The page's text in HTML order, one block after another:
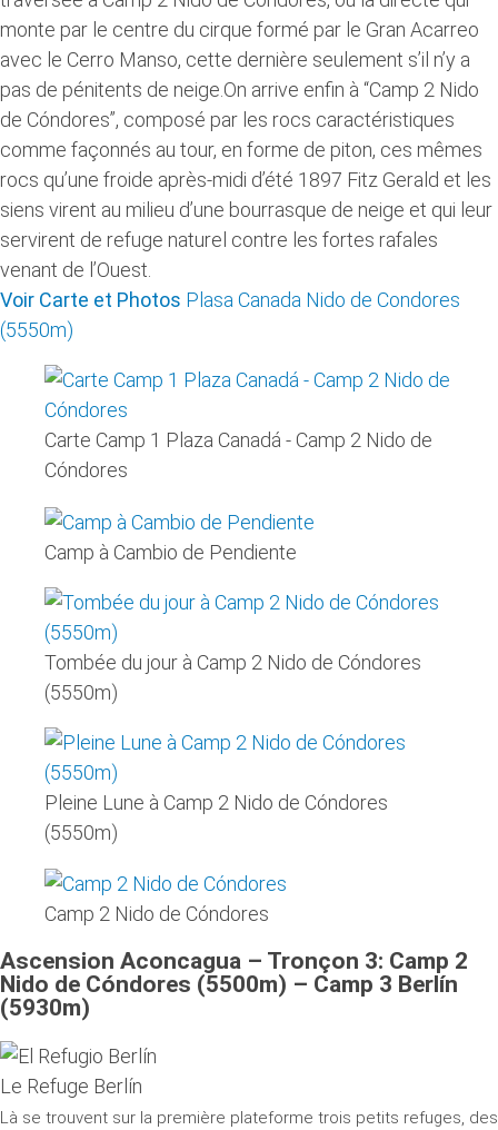
monte par le centre du cirque formé par le Gran Acarreo
avec le Cerro Manso, cette dernière seulement s’il n’y a
pas de pénitents de neige.On arrive enfin à “Camp 2 Nido
de Cóndores”, composé par les rocs caractéristiques
comme façonnés au tour, en forme de piton, ces mêmes
rocs qu’une froide après-midi d’été 1897 Fitz Gerald et les
siens virent au milieu d’une bourrasque de neige et qui leur
servirent de refuge naturel contre les fortes rafales
venant de l’Ouest.
Voir Carte et Photos Plasa Canada Nido de Condores
(5550m)
Carte Camp 1 Plaza Canadá - Camp 2 Nido de
Cóndores
Camp à Cambio de Pendiente
Tombée du jour à Camp 2 Nido de Cóndores
(5550m)
Pleine Lune à Camp 2 Nido de Cóndores
(5550m)
Camp 2 Nido de Cóndores
Ascension Aconcagua – Tronçon 3: Camp 2
Nido de Cóndores (5500m) – Camp 3 Berlín
(5930m)
Le Refuge Berlín
Là se trouvent sur la première plateforme trois petits refuges,